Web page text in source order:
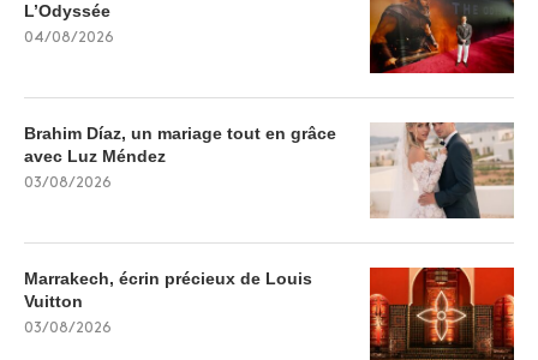
L’Odyssée
04/08/2026
Brahim Díaz, un mariage tout en grâce
avec Luz Méndez
03/08/2026
Marrakech, écrin précieux de Louis
Vuitton
03/08/2026